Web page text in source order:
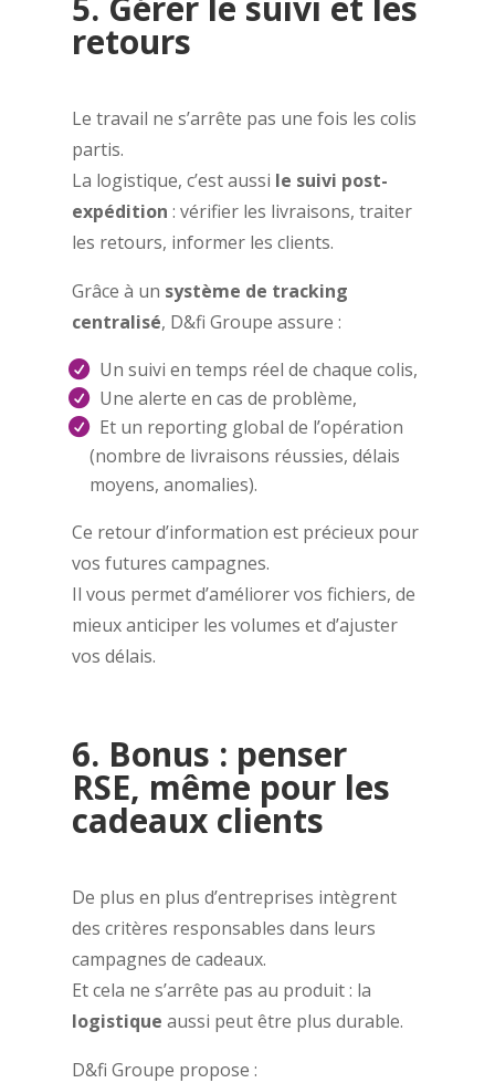
retours
Le travail ne s’arrête pas une fois les colis
partis.
La logistique, c’est aussi le suivi post-
expédition : vérifier les livraisons, traiter
les retours, informer les clients.
Grâce à un système de tracking
centralisé, D&fi Groupe assure :
Un suivi en temps réel de chaque colis,
Une alerte en cas de problème,
Et un reporting global de l’opération
(nombre de livraisons réussies, délais
moyens, anomalies).
Ce retour d’information est précieux pour
vos futures campagnes.
Il vous permet d’améliorer vos fichiers, de
mieux anticiper les volumes et d’ajuster
vos délais.
6. Bonus : penser
RSE, même pour les
cadeaux clients
De plus en plus d’entreprises intègrent
des critères responsables dans leurs
campagnes de cadeaux.
Et cela ne s’arrête pas au produit : la
logistique aussi peut être plus durable.
D&fi Groupe propose :